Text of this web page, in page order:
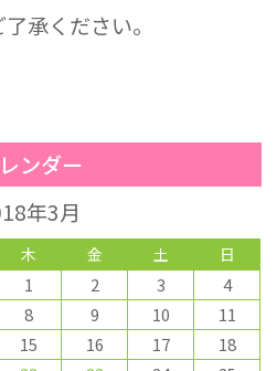
承ください。
ンダー
年3月
木 金 土 日
1 2 3
4
8 9 10
11
15 16 17
18